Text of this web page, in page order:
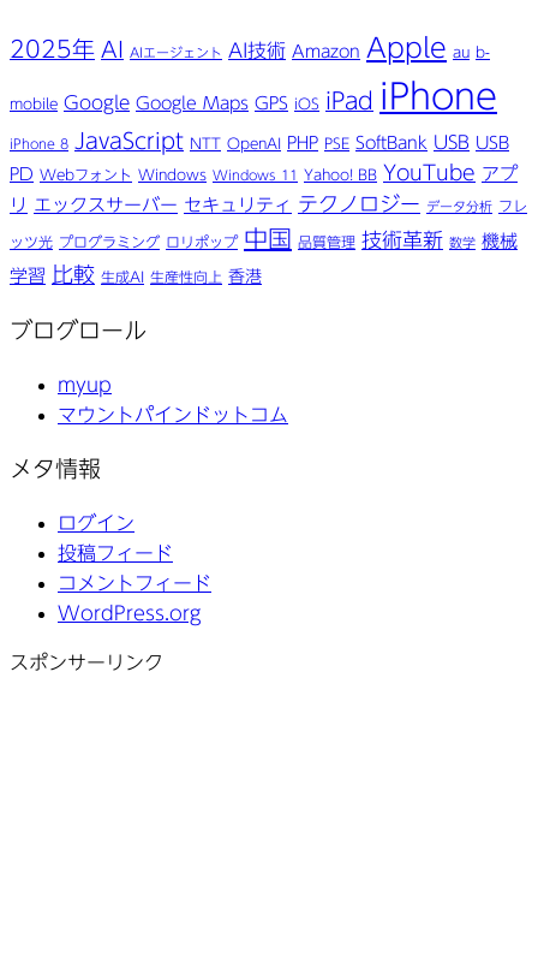
2025年 AI AIエージェント AI技術 Amazon Apple au b-
mobile Google Google Maps GPS iOS iPad iPhone
iPhone 8 JavaScript NTT OpenAI PHP PSE SoftBank USB USB
PD Webフォント Windows Windows 11 Yahoo! BB YouTube アプ
リ エックスサーバー セキュリティ テクノロジー データ分析 フレ
ッツ光 プログラミング ロリポップ 中国 品質管理 技術革新 数学 機械
学習 比較 生成AI 生産性向上 香港
ブログロール
myup
マウントパインドットコム
メタ情報
ログイン
投稿フィード
コメントフィード
WordPress.org
スポンサーリンク